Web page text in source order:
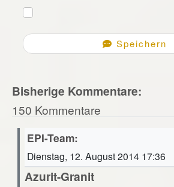
Speichern
Bisherige Kommentare:
150 Kommentare
EPI-Team:
Dienstag, 12. August 2014 17:36
Azurit-Granit